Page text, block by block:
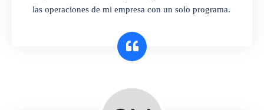
Farmacia
Nuestro software es perfecto para cualquier
fechas de caducidad y números de lote de los
productos, y vender en diferentes unidades
las operaciones de mi empresa con un solo programa.